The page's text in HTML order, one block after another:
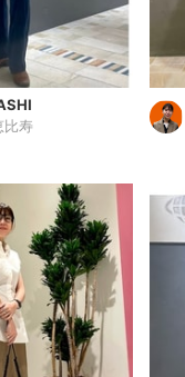
比寿